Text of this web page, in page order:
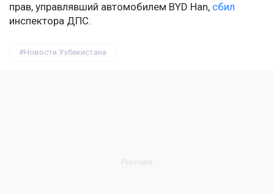
прав, управлявший автомобилем BYD Han, сбил
инспектора ДПС.
Новости Узбекистана